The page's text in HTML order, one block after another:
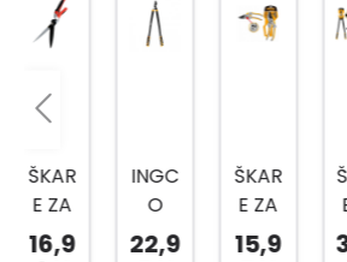
INGC
O
ŠKAR
22,9
ŠKAR
E ZA
VOĆ
15,9
ŠKAR
E ZA
GRA
32,9